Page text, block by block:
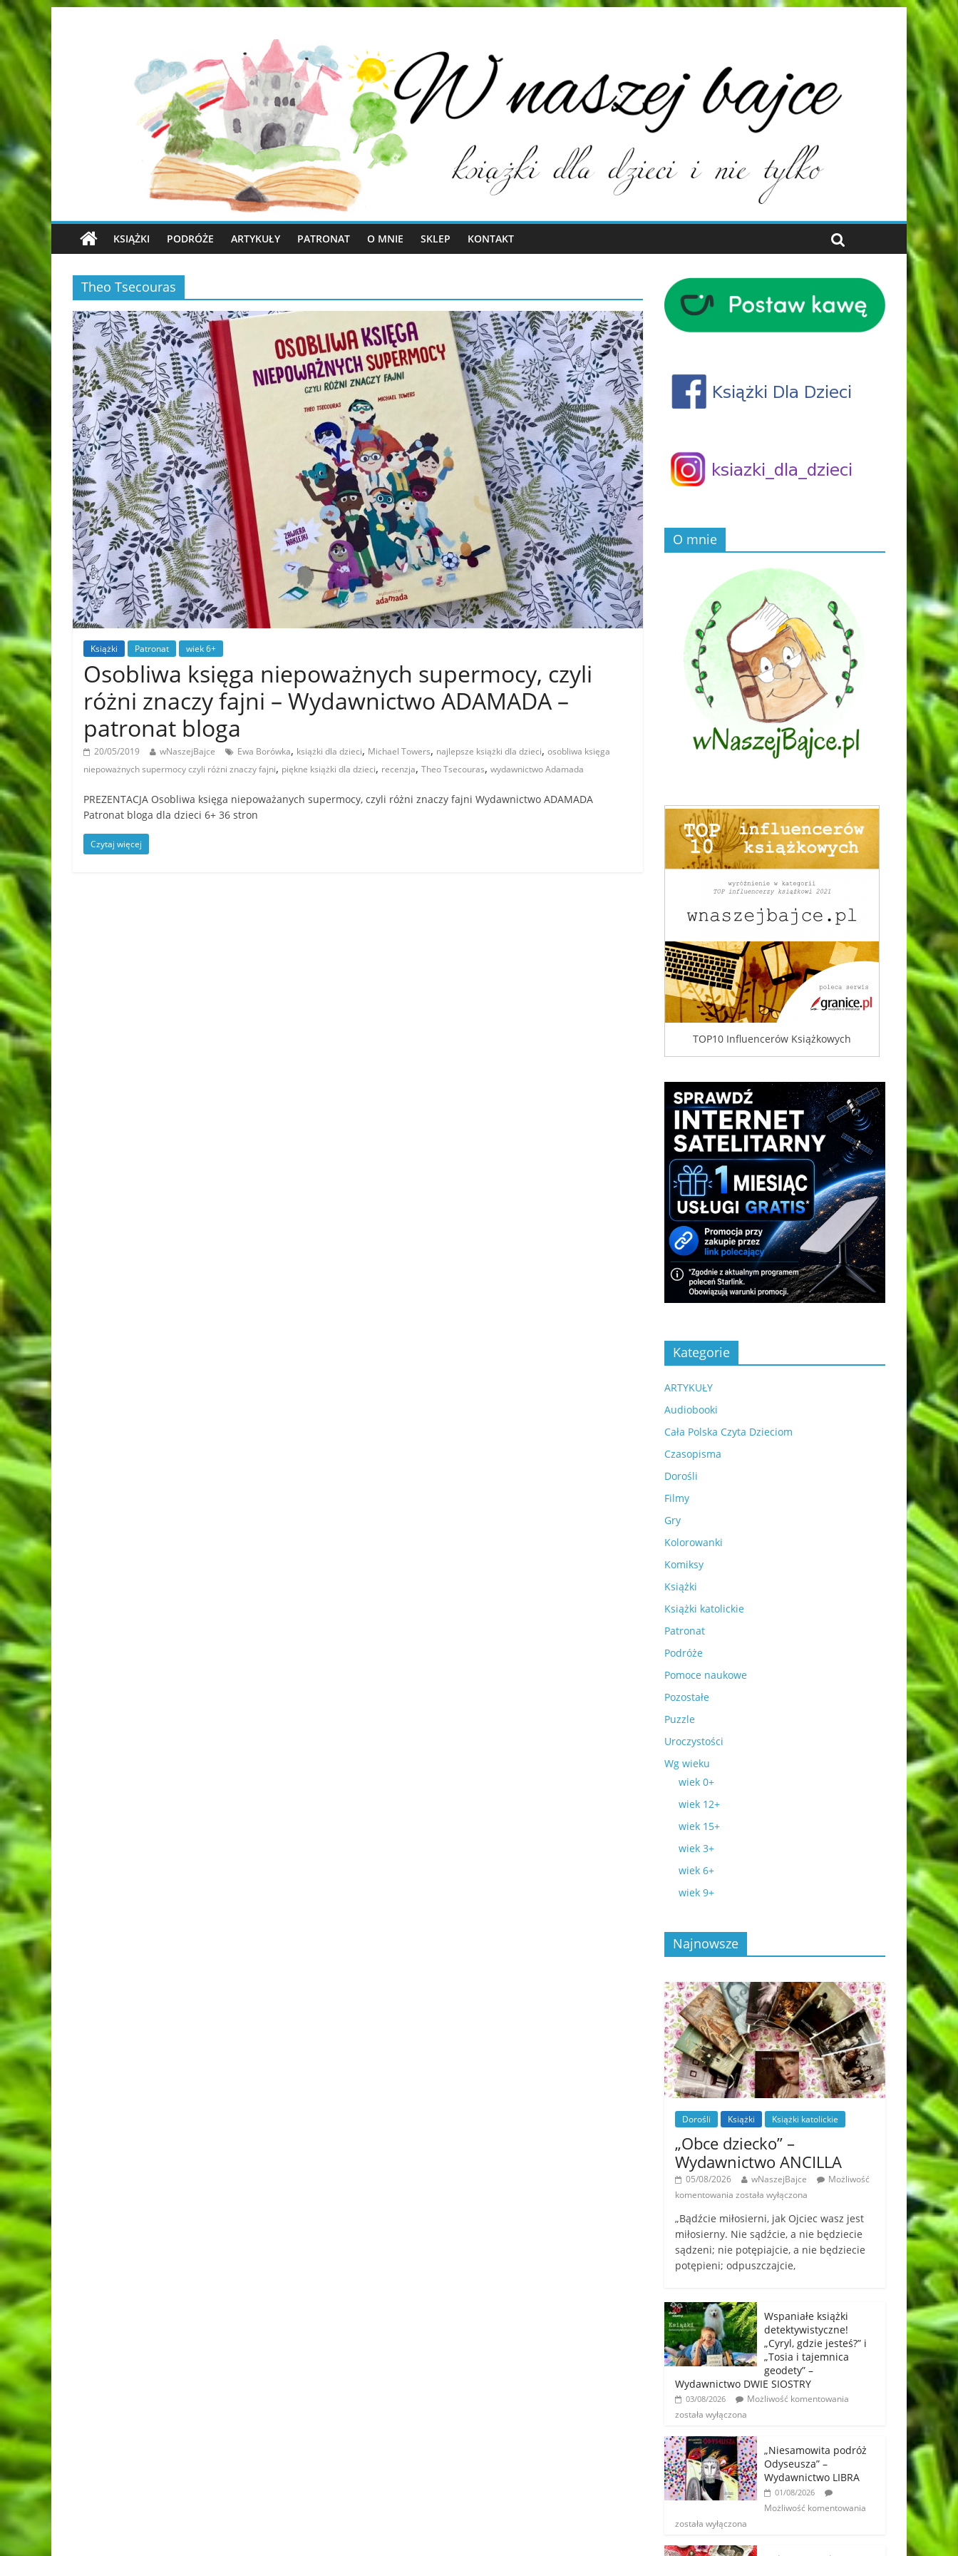
KSIĄŻKI PODRÓŻE ARTYKUŁY PATRONAT O MNIE SKLEP KONTAKT
Theo Tsecouras
Książki Patronat wiek 6+
Osobliwa księga niepoważnych supermocy, czyli
różni znaczy fajni – Wydawnictwo ADAMADA –
patronat bloga
20/05/2019 wNaszejBajce Ewa Borówka, książki dla dzieci, Michael Towers, najlepsze książki dla dzieci, osobliwa księga
niepoważnych supermocy czyli różni znaczy fajni, piękne książki dla dzieci, recenzja, Theo Tsecouras, wydawnictwo Adamada
PREZENTACJA Osobliwa księga niepoważanych supermocy, czyli różni znaczy fajni Wydawnictwo ADAMADA
Patronat bloga dla dzieci 6+ 36 stron
Czytaj więcej
O mnie
TOP10 Influencerów Książkowych
Kategorie
ARTYKUŁY
Audiobooki
Cała Polska Czyta Dzieciom
Czasopisma
Dorośli
Filmy
Gry
Kolorowanki
Komiksy
Książki
Książki katolickie
Patronat
Podróże
Pomoce naukowe
Pozostałe
Puzzle
Uroczystości
Wg wieku
wiek 0+
wiek 12+
wiek 15+
wiek 3+
wiek 6+
wiek 9+
Najnowsze
Dorośli Książki Książki katolickie
„Obce dziecko” –
Wydawnictwo ANCILLA
05/08/2026 wNaszejBajce
Możliwość
komentowania została wyłączona
„Bądźcie miłosierni, jak Ojciec wasz jest
miłosierny. Nie sądźcie, a nie będziecie
sądzeni; nie potępiajcie, a nie będziecie
potępieni; odpuszczajcie,
Wspaniałe książki
detektywistyczne!
„Cyryl, gdzie jesteś?” i
„Tosia i tajemnica
geodety” –
Wydawnictwo DWIE SIOSTRY
03/08/2026
Możliwość komentowania
została wyłączona
„Niesamowita podróż
Odyseusza” –
Wydawnictwo LIBRA
01/08/2026
Możliwość komentowania
została wyłączona